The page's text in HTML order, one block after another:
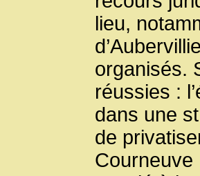
lieu,
organisés.
réussies :
dans une
de
Courneuve